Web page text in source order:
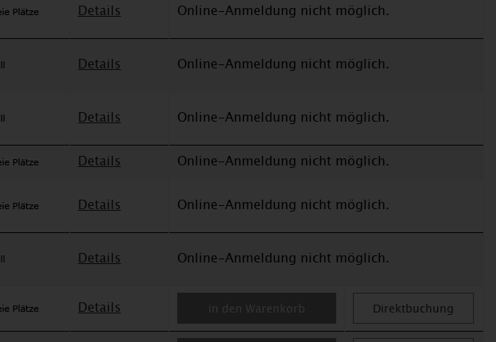
Details Online-Anmeldung nicht möglich.
Details Online-Anmeldung nicht möglich.
Details Online-Anmeldung nicht möglich.
Details
Online-Anmeldung nicht möglich.
Details Online-Anmeldung nicht möglich.
Details Online-Anmeldung nicht möglich.
Details in den Warenkorb Direktbuchung